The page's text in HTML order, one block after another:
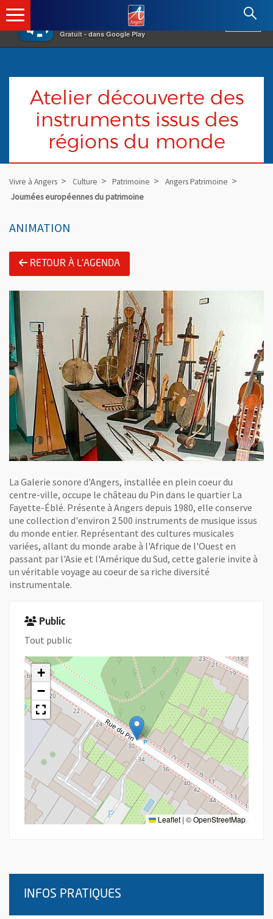
×
Gratuit - dans Google Play
Angers.fr : Retour à l'accueil
Atelier découverte des
instruments issus des
régions du monde
Vivre à Angers Culture Patrimoine
Angers Patrimoine
Journées européennes du patrimoine
ANIMATION
RETOUR À L'AGENDA
La Galerie sonore d'Angers, installée en plein coeur du
centre-ville, occupe le château du Pin dans le quartier La
Fayette-Éblé. Présente à Angers depuis 1980, elle conserve
une collection d'environ 2 500 instruments de musique issus
du monde entier. Représentant des cultures musicales
variées, allant du monde arabe à l'Afrique de l'Ouest en
passant par l'Asie et l'Amérique du Sud, cette galerie invite à
un véritable voyage au coeur de sa riche diversité
instrumentale.
Public
Tout public
+
−
Leaflet | ©OpenStreetMap
INFOS PRATIQUES